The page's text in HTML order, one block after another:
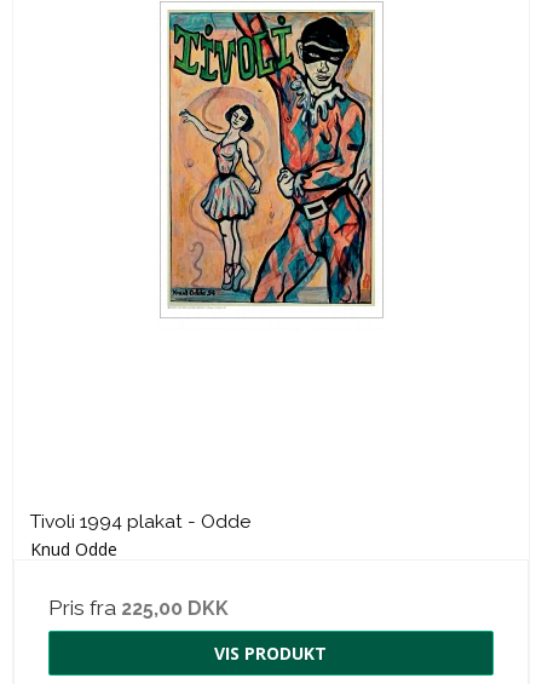
Tivoli 1994 plakat - Odde
Knud Odde
Pris fra 225,00 DKK
VIS PRODUKT